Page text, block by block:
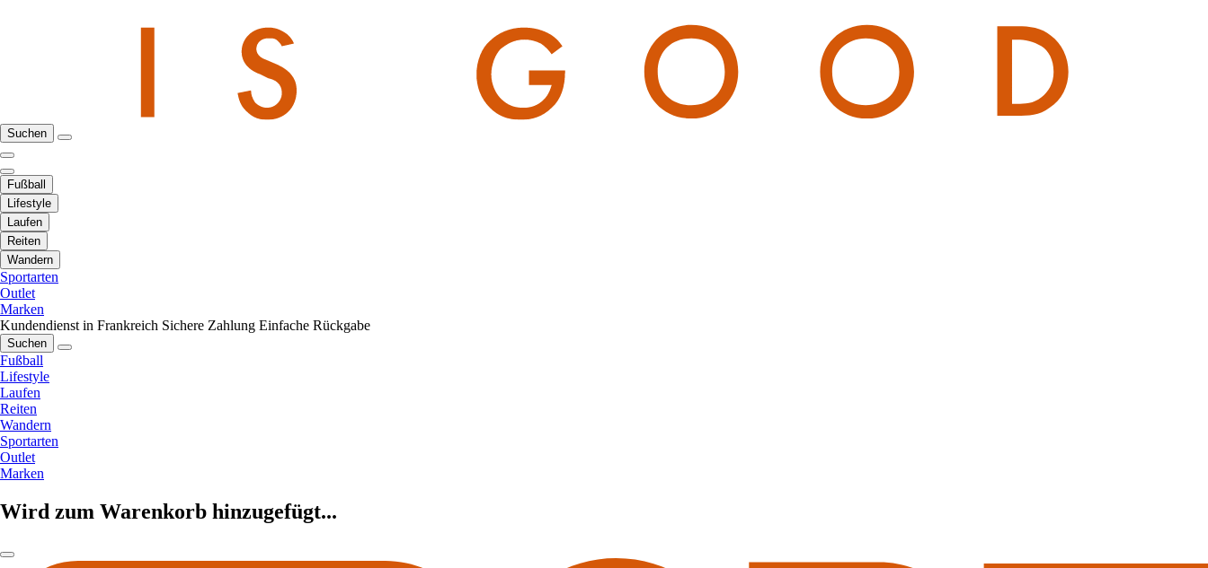
Suchen
Fußball
Lifestyle
Laufen
Reiten
Wandern
Sportarten
Outlet
Marken
Kundendienst in Frankreich Sichere Zahlung Einfache Rückgabe
Suchen
Fußball
Lifestyle
Laufen
Reiten
Wandern
Sportarten
Outlet
Marken
Wird zum Warenkorb hinzugefügt...